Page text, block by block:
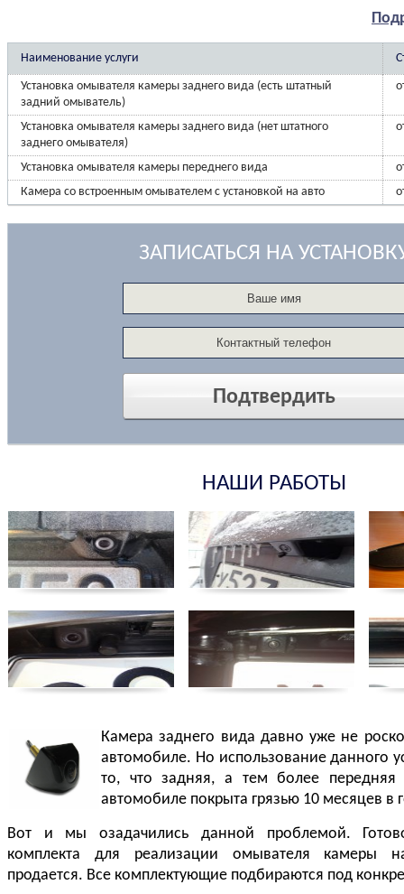
Наименование услуги
Установка омывателя камеры заднего вида (есть штатный
задний омыватель)
Установка омывателя камеры заднего вида (нет штатного
заднего омывателя)
Установка омывателя камеры переднего вида
Камера со встроенным омывателем с установкой на авто
ЗАПИСАТЬСЯ НА
НАШИ РАБОТЫ
Камера заднего вида давно уже не
автомобиле. Но использование данного
то, что задняя, а тем более
автомобиле покрыта грязью 10 месяцев в
Вот и мы озадачились данной проблемой.
комплекта для реализации омывателя камеры
продается. Все комплектующие подбираются под